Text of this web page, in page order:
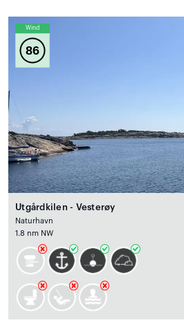
Wind
86
Utgårdkilen - Vesterøy
Naturhavn
1.8 nm NW